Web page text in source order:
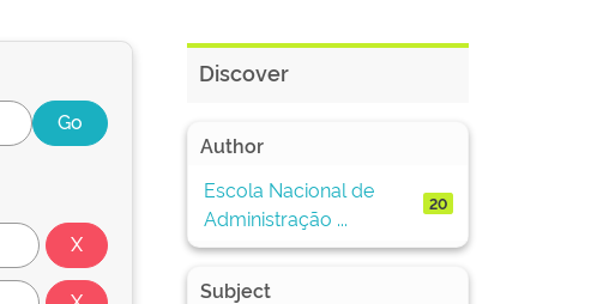
Discover
Author
Escola Nacional de
Administração ...
20
Subject